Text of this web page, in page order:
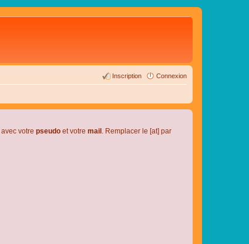
Connexion
Inscription
votre pseudo et votre mail . Remplacer le [at] par